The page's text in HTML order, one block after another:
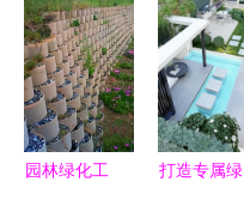
园林为例解
析现代园林
绿化工程
质标准深度
解读_世界
工厂专评
园林绿化工
打造专属绿